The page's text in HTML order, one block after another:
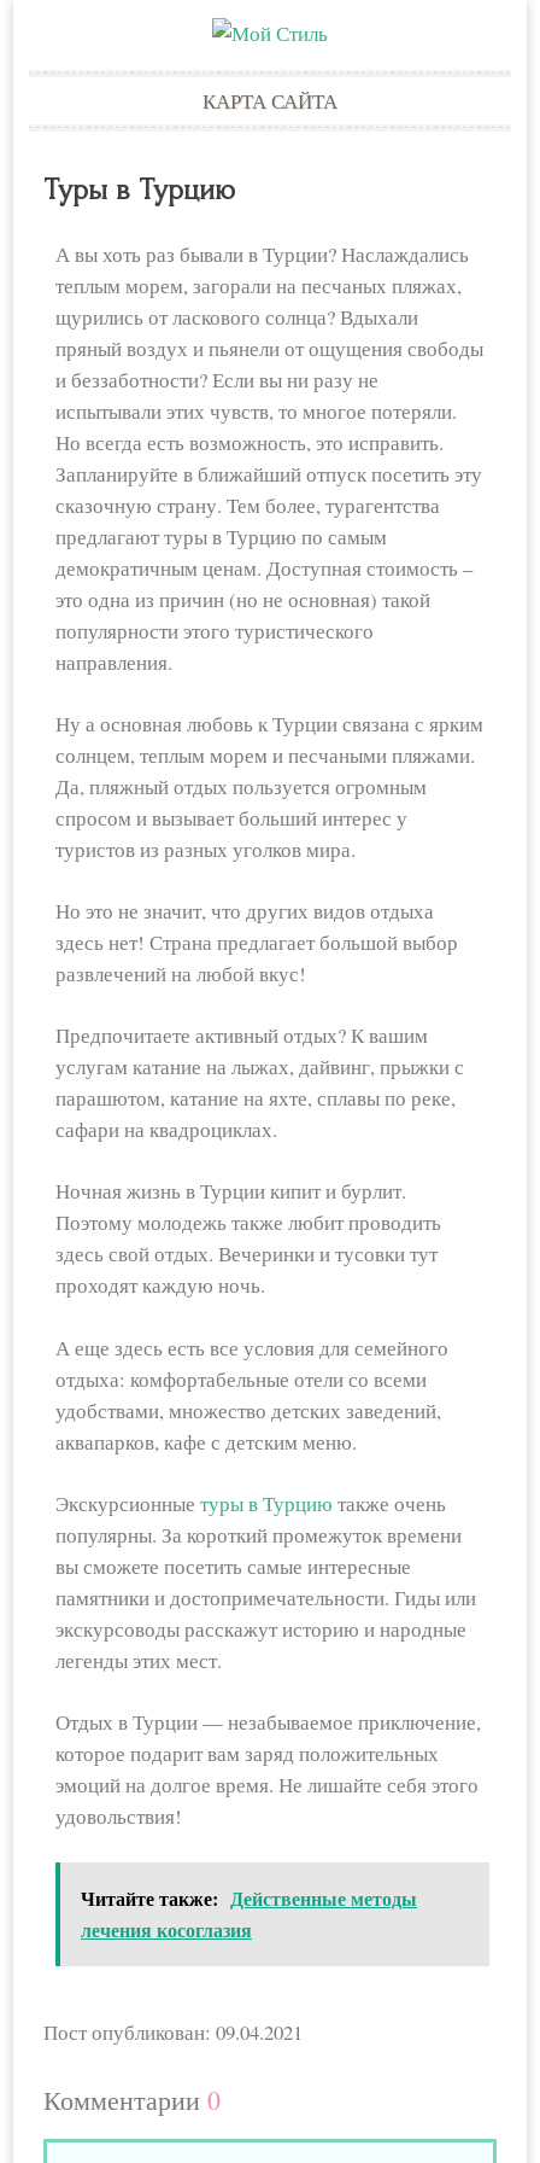
to
КАРТА САЙТА
Туры в Турцию
А вы хоть раз бывали в Турции? Наслаждались
теплым морем, загорали на песчаных пляжах,
щурились от ласкового солнца? Вдыхали
пряный воздух и пьянели от ощущения свободы
и беззаботности? Если вы ни разу не
испытывали этих чувств, то многое потеряли.
Но всегда есть возможность, это исправить.
Запланируйте в ближайший отпуск посетить эту
сказочную страну. Тем более, турагентства
предлагают туры в Турцию по самым
демократичным ценам. Доступная стоимость –
это одна из причин (но не основная) такой
популярности этого туристического
направления.
Ну а основная любовь к Турции связана с ярким
солнцем, теплым морем и песчаными пляжами.
Да, пляжный отдых пользуется огромным
спросом и вызывает больший интерес у
туристов из разных уголков мира.
Но это не значит, что других видов отдыха
здесь нет! Страна предлагает большой выбор
развлечений на любой вкус!
Предпочитаете активный отдых? К вашим
услугам катание на лыжах, дайвинг, прыжки с
парашютом, катание на яхте, сплавы по реке,
сафари на квадроциклах.
Ночная жизнь в Турции кипит и бурлит.
Поэтому молодежь также любит проводить
здесь свой отдых. Вечеринки и тусовки тут
проходят каждую ночь.
А еще здесь есть все условия для семейного
отдыха: комфортабельные отели со всеми
удобствами, множество детских заведений,
аквапарков, кафе с детским меню.
Экскурсионныетуры в Турцию также очень
популярны. За короткий промежуток времени
вы сможете посетить самые интересные
памятники и достопримечательности. Гиды или
экскурсоводы расскажут историю и народные
легенды этих мест.
Отдых в Турции — незабываемое приключение,
которое подарит вам заряд положительных
эмоций на долгое время. Не лишайте себя этого
удовольствия!
Читайте также: Действенные методы
лечения косоглазия
Пост опубликован: 09.04.2021
Комментарии0